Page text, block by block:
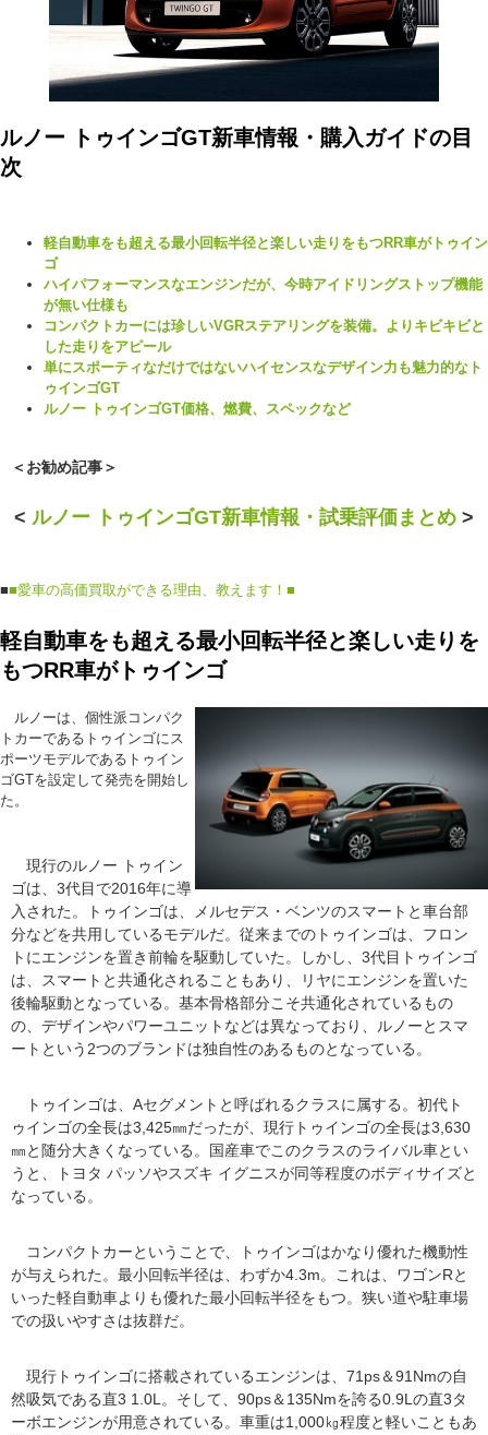
ルノー トゥインゴGT新車情報・購入ガイドの目
次
軽自動車をも超える最小回転半径と楽しい走りをもつRR車がトゥイン
ゴ
ハイパフォーマンスなエンジンだが、今時アイドリングストップ機能
が無い仕様も
コンパクトカーには珍しいVGRステアリングを装備。よりキビキビと
した走りをアピール
単にスポーティなだけではないハイセンスなデザイン力も魅力的なト
ゥインゴGT
ルノー トゥインゴGT価格、燃費、スペックなど
＜お勧め記事＞
< ルノー トゥインゴGT新車情報・試乗評価まとめ >
■■愛車の高価買取ができる理由、教えます！■
軽自動車をも超える最小回転半径と楽しい走りを
もつRR車がトゥインゴ
ルノーは、個性派コンパク
トカーであるトゥインゴにス
ポーツモデルであるトゥイン
ゴGTを設定して発売を開始し
た。
現行のルノー トゥイン
ゴは、3代目で2016年に導
入された。トゥインゴは、メルセデス・ベンツのスマートと車台部
分などを共用しているモデルだ。従来までのトゥインゴは、フロン
トにエンジンを置き前輪を駆動していた。しかし、3代目トゥインゴ
は、スマートと共通化されることもあり、リヤにエンジンを置いた
後輪駆動となっている。基本骨格部分こそ共通化されているもの
の、デザインやパワーユニットなどは異なっており、ルノーとスマ
ートという2つのブランドは独自性のあるものとなっている。
トゥインゴは、Aセグメントと呼ばれるクラスに属する。初代ト
ゥインゴの全長は3,425㎜だったが、現行トゥインゴの全長は3,630
㎜と随分大きくなっている。国産車でこのクラスのライバル車とい
うと、トヨタ パッソやスズキ イグニスが同等程度のボディサイズと
なっている。
コンパクトカーということで、トゥインゴはかなり優れた機動性
が与えられた。最小回転半径は、わずか4.3m。これは、ワゴンRと
いった軽自動車よりも優れた最小回転半径をもつ。狭い道や駐車場
での扱いやすさは抜群だ。
現行トゥインゴに搭載されているエンジンは、71ps＆91Nmの自
然吸気である直3 1.0L。そして、90ps＆135Nmを誇る0.9Lの直3タ
ーボエンジンが用意されている。車重は1,000㎏程度と軽いこともあ